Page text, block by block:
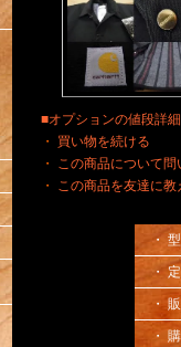
■オプションの値段詳
・ 買い物を続ける
・
この商品について
・
この商品を友達に教
・
・
・
・